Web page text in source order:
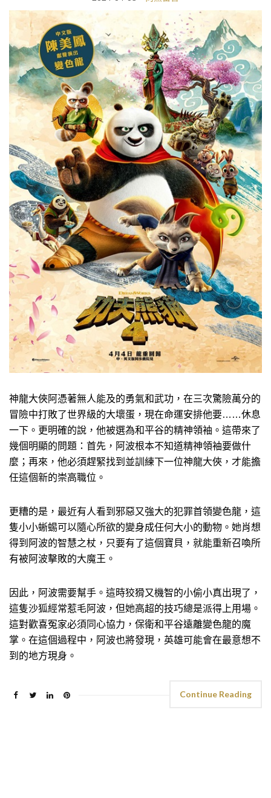
神龍大俠阿憑著無人能及的勇氣和武功，在三次驚險萬分的
冒險中打敗了世界級的大壞蛋，現在命運安排他要……休息
一下。更明確的說，他被選為和平谷的精神領袖。這帶來了
幾個明顯的問題：首先，阿波根本不知道精神領袖要做什
麼；再來，他必須趕緊找到並訓練下一位神龍大俠，才能擔
任這個新的崇高職位。
更糟的是，最近有人看到邪惡又強大的犯罪首領變色龍，這
隻小小蜥蜴可以隨心所欲的變身成任何大小的動物。她肖想
得到阿波的智慧之杖，只要有了這個寶貝，就能重新召喚所
有被阿波擊敗的大魔王。
因此，阿波需要幫手。這時狡猾又機智的小偷小真出現了，
這隻沙狐經常惹毛阿波，但她高超的技巧總是派得上用場。
這對歡喜冤家必須同心協力，保衛和平谷遠離變色龍的魔
掌。在這個過程中，阿波也將發現，英雄可能會在最意想不
到的地方現身。
Continue Reading